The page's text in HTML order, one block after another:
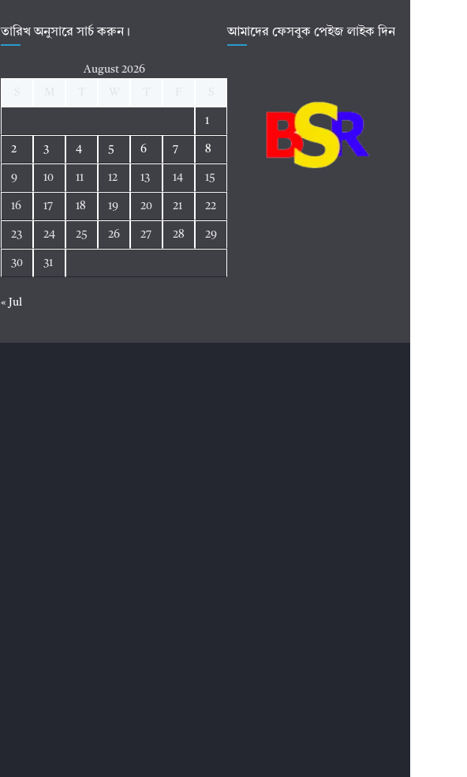
তারিখ অনুসারে সার্চ করুন।
August 2026
1
2 3 4 5 6 7 8
9 10 11 12 13 14 15
16 17 18 19 20 21 22
23 24 25 26 27 28 29
30 31
« Jul
আমাদের ফেসবুক পেইজ লাইক দিন